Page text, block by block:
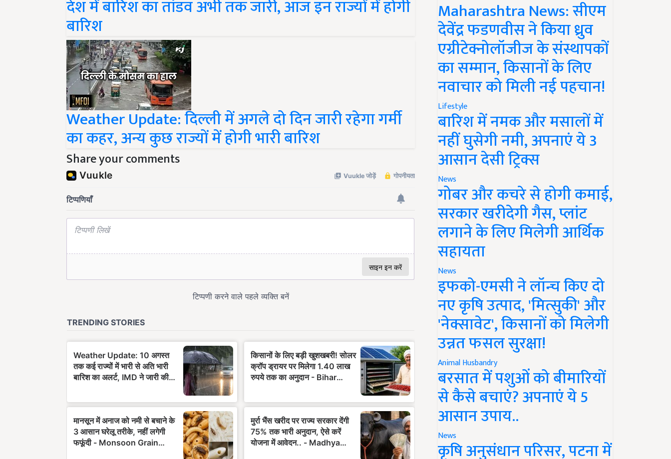
देश में बारिश का तांडव अभी तक जारी, आज इन राज्यों में होगी
बारिश
Weather Update: दिल्ली में अगले दो दिन जारी रहेगा गर्मी
का कहर, अन्य कुछ राज्यों में होगी भारी बारिश
Share your comments
Maharashtra News: सीएम
देवेंद्र फडणवीस ने किया ध्रुव
एग्रीटेक्नोलॉजीज के संस्थापकों
का सम्मान, किसानों के लिए
नवाचार को मिली नई पहचान!
Lifestyle
बारिश में नमक और मसालों में
नहीं घुसेगी नमी, अपनाएं ये 3
आसान देसी ट्रिक्स
News
गोबर और कचरे से होगी कमाई,
सरकार खरीदेगी गैस, प्लांट
लगाने के लिए मिलेगी आर्थिक
सहायता
News
इफको-एमसी ने लॉन्च किए दो
नए कृषि उत्पाद, 'मित्सुकी' और
'नेक्सावेट', किसानों को मिलेगी
उन्नत फसल सुरक्षा!
Animal Husbandry
बरसात में पशुओं को बीमारियों
से कैसे बचाएं? अपनाएं ये 5
आसान उपाय..
News
कृषि अनुसंधान परिसर, पटना में